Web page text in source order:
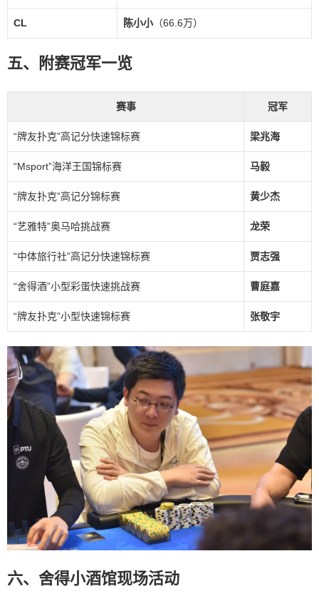
CL 陈小小 （66.6万）
五、附赛冠军一览
赛事 冠军
“牌友扑克”高记分快速锦标赛 梁兆海
“Msport”海洋王国锦标赛 马毅
“牌友扑克”高记分锦标赛 黄少杰
“艺雅特”奥马哈挑战赛 龙荣
“中体旅行社”高记分快速锦标赛 贾志强
“舍得酒”小型彩蛋快速挑战赛 曹庭嘉
“牌友扑克”小型快速锦标赛 张敬宇
六、舍得小酒馆现场活动